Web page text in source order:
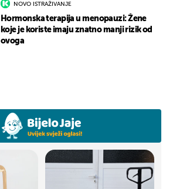
NOVO ISTRAŽIVANJE
Hormonska terapija u menopauzi: Žene
koje je koriste imaju znatno manji rizik od
ovoga